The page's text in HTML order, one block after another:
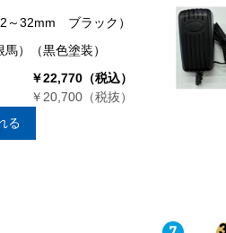
～32mm ブラック）
）（黒色塗装）
￥22,770（税込）
￥20,700（税抜）
る